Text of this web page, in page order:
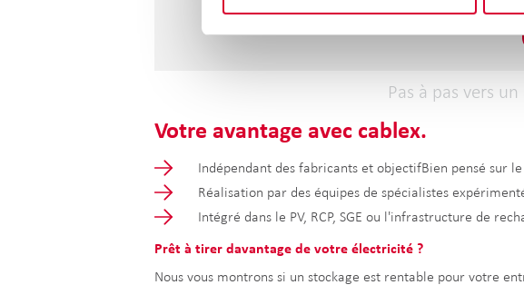
Activez
Pas à pas vers
Votre avantage avec cablex.
Indépendant des fabricants et objectifBien pensé sur
Réalisation par des équipes de spécialistes
Intégré dans le PV, RCP, SGE ou l'infrastructure de
Prêt à tirer davantage de votre électricité ?
Nous vous montrons si un stockage est rentable pour votre